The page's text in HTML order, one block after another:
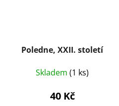
Poledne, XXII. století
Skladem (1 ks)
40 Kč